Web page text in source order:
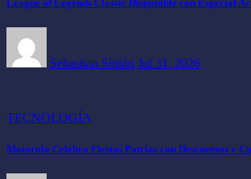
League of Legends Classic Disponible con Especial
Sebastian Sipión Jul 31, 2026
TECNOLOGÍA
Motorola Celebra Fiestas Patrias con Descuentos y